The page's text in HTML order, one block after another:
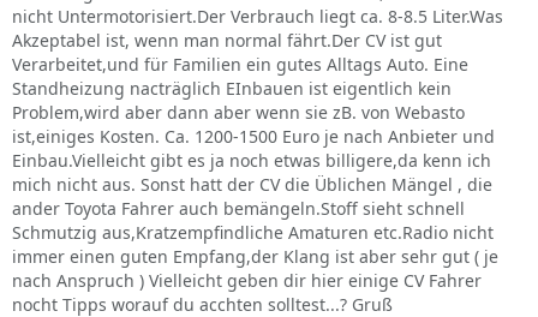
nicht Untermotorisiert.Der Verbrauch liegt ca. 8-8.5 Liter.Was
Akzeptabel ist, wenn man normal fährt.Der CV ist gut
Verarbeitet,und für Familien ein gutes Alltags Auto. Eine
Standheizung nacträglich EInbauen ist eigentlich kein
Problem,wird aber dann aber wenn sie zB. von Webasto
ist,einiges Kosten. Ca. 1200-1500 Euro je nach Anbieter und
Einbau.Vielleicht gibt es ja noch etwas billigere,da kenn ich
mich nicht aus. Sonst hatt der CV die Üblichen Mängel , die
ander Toyota Fahrer auch bemängeln.Stoff sieht schnell
Schmutzig aus,Kratzempfindliche Amaturen etc.Radio nicht
immer einen guten Empfang,der Klang ist aber sehr gut ( je
nach Anspruch ) Vielleicht geben dir hier einige CV Fahrer
nocht Tipps worauf du acchten solltest...? Gruß